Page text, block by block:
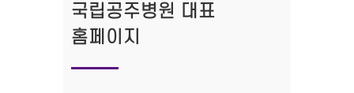
국립공주병원 대표
홈페이지